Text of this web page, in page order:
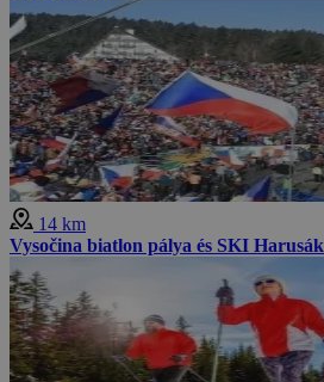
14 km
Vysočina biatlon pálya és SKI Harusák